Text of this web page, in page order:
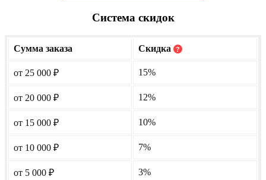
Система скидок
Сумма заказа Скидка ?
от 25 000 ₽ 15%
от 20 000 ₽ 12%
от 15 000 ₽ 10%
от 10 000 ₽ 7%
от 5 000 ₽ 3%